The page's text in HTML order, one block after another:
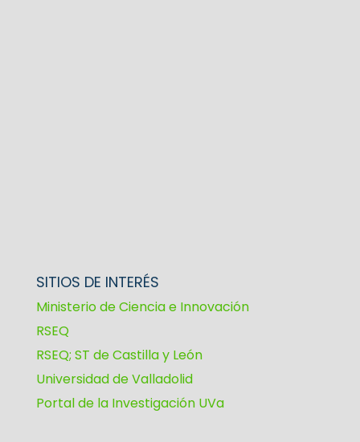
SITIOS DE INTERÉS
Ministerio de Ciencia e Innovación
RSEQ
RSEQ; ST de Castilla y León
Universidad de Valladolid
Portal de la Investigación UVa